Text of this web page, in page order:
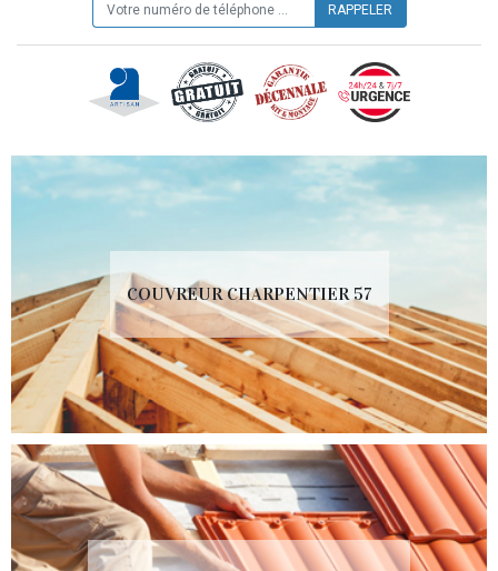
COUVREUR CHARPENTIER 57